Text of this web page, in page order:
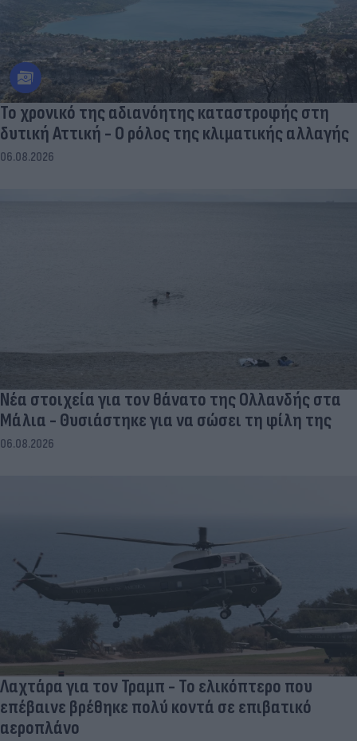
Το χρονικό της αδιανόητης καταστροφής στη
δυτική Αττική - Ο ρόλος της κλιματικής αλλαγής
06.08.2026
Νέα στοιχεία για τον θάνατο της Ολλανδής στα
Μάλια - Θυσιάστηκε για να σώσει τη φίλη της
06.08.2026
Λαχτάρα για τον Τραμπ - Το ελικόπτερο που
επέβαινε βρέθηκε πολύ κοντά σε επιβατικό
αεροπλάνο